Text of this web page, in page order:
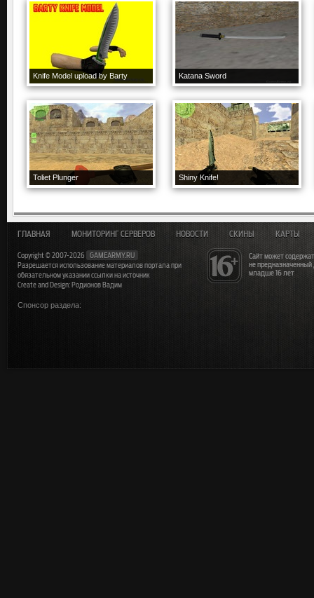
Knife Model upload by Barty Katana Sword
Toliet Plunger Shiny Knife!
Сайт может
не
младше 16 лет
ГЛАВНАЯ МОНИТОРИНГ СЕРВЕРОВ НОВОСТИ СКИНЫ КАРТЫ
Copyright © 2007-2026
GAMEARMY.RU
Разрешается использование материалов портала при
обязательном указании ссылки на источник
Create and Design: Родионов Вадим
Спонсор раздела: